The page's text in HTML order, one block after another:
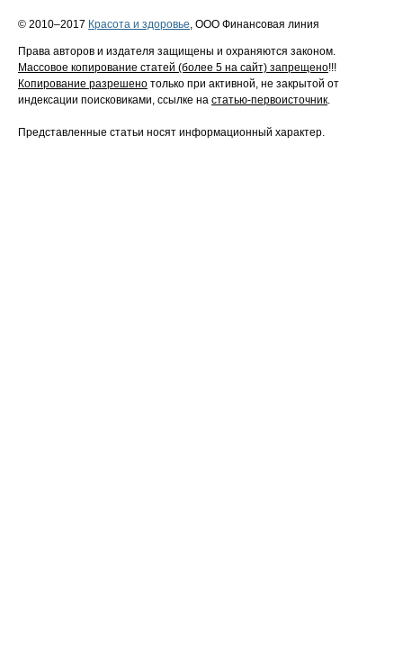
© 2010–2017 Красота и здоровье, ООО Финансовая линия
Права авторов и издателя защищены и охраняются законом.
Массовое копирование статей (более 5 на сайт) запрещено!!!
Копирование разрешено только при активной, не закрытой от
индексации поисковиками, ссылке на статью-первоисточник.
Представленные статьи носят информационный характер.